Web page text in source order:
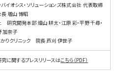
イオシス・ソリューションズ株式会社 代表取締
長 増山 博昭
研究開発本部 畑山 耕太・江原 彩・平野 千尋・
加奈子
かりクリニック 院長 芦刈 伊世子
に関するプレスリリースはこちら（PDF）
ナビ
食品
・受託研究